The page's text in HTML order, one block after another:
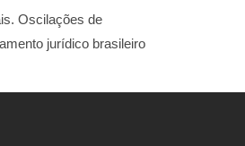
Oscilações de
jurídico brasileiro